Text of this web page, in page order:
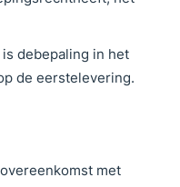
debepaling in het
de eerstelevering.
met